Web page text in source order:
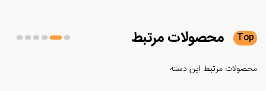
محصولاتمرتبط
مرتبط این دسته